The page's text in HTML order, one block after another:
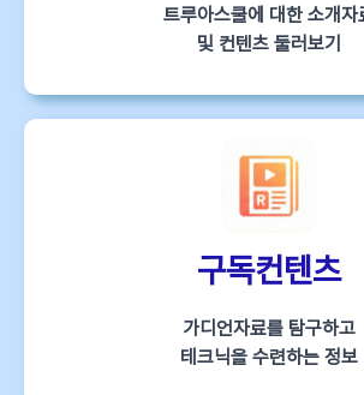
트루아스쿨에 대한 소개자
및 컨텐츠 둘러보기
구독컨텐츠
가디언자료를 탐구하고
테크닉을 수련하는 정보